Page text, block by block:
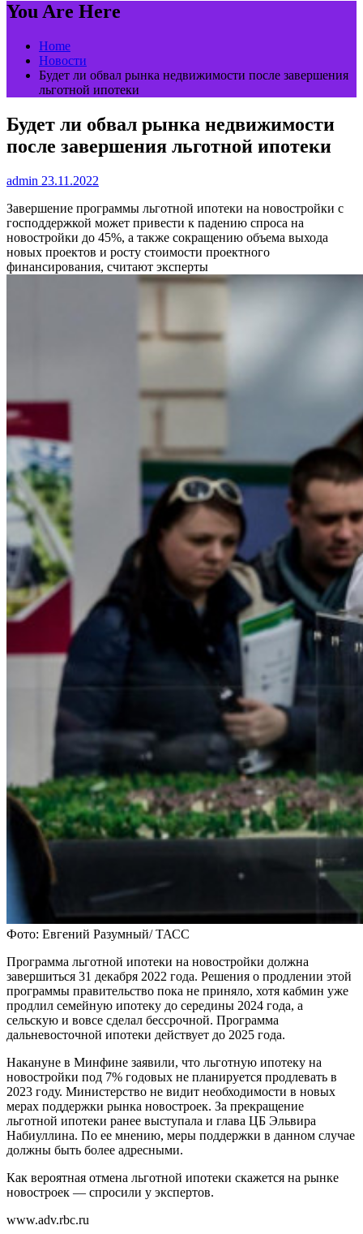
You Are Here
Home
Новости
Будет ли обвал рынка недвижимости после завершения
льготной ипотеки
Будет ли обвал рынка недвижимости
после завершения льготной ипотеки
admin 23.11.2022
Завершение программы льготной ипотеки на новостройки с
господдержкой может привести к падению спроса на
новостройки до 45%, а также сокращению объема выхода
новых проектов и росту стоимости проектного
финансирования, считают эксперты
Фото: Евгений Разумный/ ТАСС
Программа льготной ипотеки на новостройки должна
завершиться 31 декабря 2022 года. Решения о продлении этой
программы правительство пока не приняло, хотя кабмин уже
продлил семейную ипотеку до середины 2024 года, а
сельскую и вовсе сделал бессрочной. Программа
дальневосточной ипотеки действует до 2025 года.
Накануне в Минфине заявили, что льготную ипотеку на
новостройки под 7% годовых не планируется продлевать в
2023 году. Министерство не видит необходимости в новых
мерах поддержки рынка новостроек. За прекращение
льготной ипотеки ранее выступала и глава ЦБ Эльвира
Набиуллина. По ее мнению, меры поддержки в данном случае
должны быть более адресными.
Как вероятная отмена льготной ипотеки скажется на рынке
новостроек — спросили у экспертов.
www.adv.rbc.ru